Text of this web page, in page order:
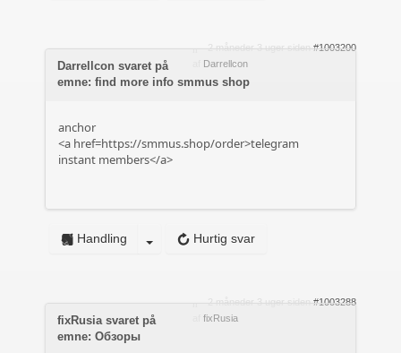
2 måneder 3 uger siden #1003200
Darrellcon
Darrellcon svaret på
emne: find more info smmus shop
anchor
<a href=https://smmus.shop/order>telegram
instant members</a>
Hurtig svar
Handling
2 måneder 3 uger siden #1003288
fixRusia
fixRusia svaret på
emne: Обзоры